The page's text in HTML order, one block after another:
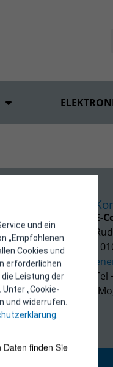
und ein
„Empfohlenen
Cookies und
erforderlichen
Leistung der
„Cookie-
und widerrufen.
.
finden Sie
E-